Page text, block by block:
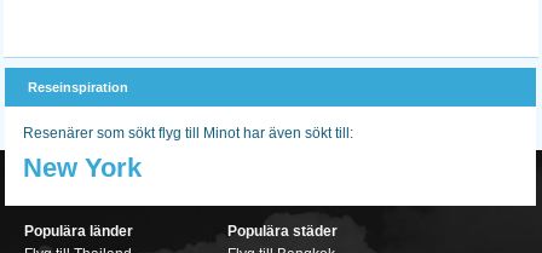
Reseinspiration
Resenärer som sökt flyg till Minot har även sökt till:
New York
Populära länder
Populära städer